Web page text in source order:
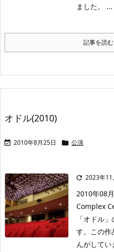
ました。 ...
記事を読む
オドル(2010)
 2010年8月25日  公演
 2023年11
2010年08
Complex
「オドル
す。この作
んがして